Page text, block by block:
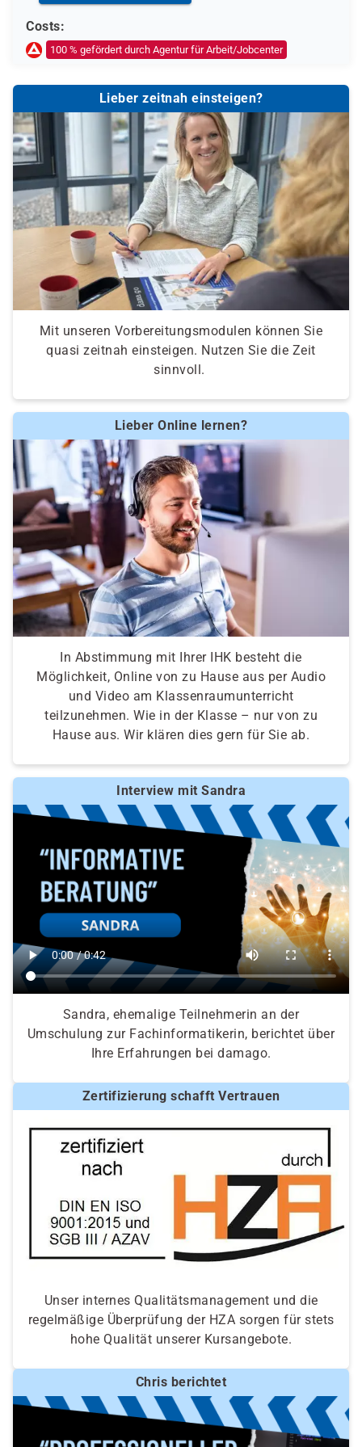
Weitere öffentliche oder private Kostenträger
Ob eine Förderung oder Kostenübernahme möglich ist,
individuellen Prüfung Ihrer persönlichen
Voraussetzungen und Förderfähigkeit.
Costs:
100 % gefördert durch Agentur für Arbeit/Jobcenter
Lieber zeitnah einsteigen?
Mit unseren Vorbereitungsmodulen können Sie
quasi zeitnah einsteigen. Nutzen Sie die Zeit
sinnvoll.
Lieber Online lernen?
In Abstimmung mit Ihrer IHK besteht die
Möglichkeit, Online von zu Hause aus per Audio
und Video am Klassenraumunterricht
teilzunehmen. Wie in der Klasse – nur von zu
Hause aus. Wir klären dies gern für Sie ab.
Interview mit Sandra
Sandra, ehemalige Teilnehmerin an der
Umschulung zur Fachinformatikerin, berichtet über
Ihre Erfahrungen bei damago.
Zertifizierung schafft Vertrauen
Unser internes Qualitätsmanagement und die
regelmäßige Überprüfung der HZA sorgen für stets
hohe Qualität unserer Kursangebote.
Chris berichtet